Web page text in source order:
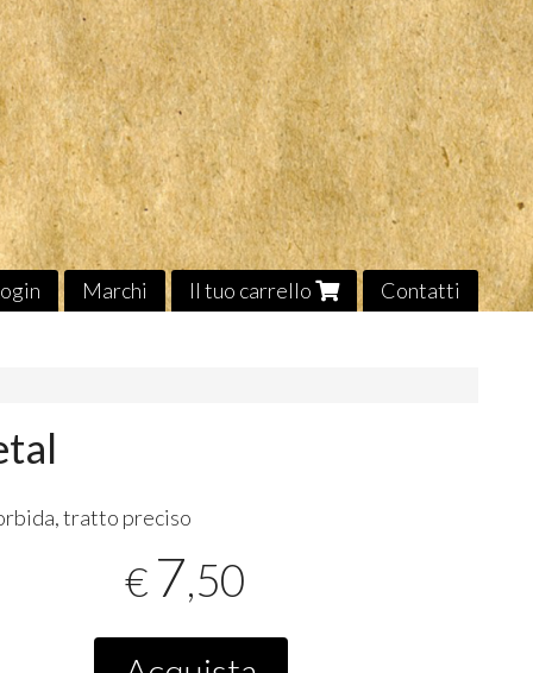
Marchi Il tuo carrello Contatti
tratto preciso
€ 7,50